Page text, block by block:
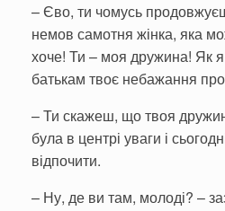
– Єво, ти чомусь
немов самотня жінка, яка
хоче! Ти – моя дружина! Як
батькам твоє небажання
– Ти скажеш, що твоя
була в центрі уваги і
відпочити.
– Ну, де ви там, молоді? –